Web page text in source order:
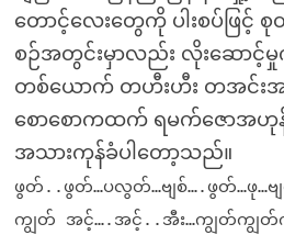
တောင့်လေးတွေကို ပါးစပ်ဖြ
စဉ်အတွင်းမှာလည်း လိုးဆောင့်မှု
တစ်ယောက် တဟီးဟီး တအင်းအ
စောစောကထက် ရမက်ဇောအဟုန်
အသားကုန်ခံပါတော့သည်။
ဖွတ်..ဖွတ်…ပလွတ်…ဗျစ်….ဖွတ်…ဖု…
ကျွတ် အင့်….အင့်..အီး…ကျွတ်ကျွတ်